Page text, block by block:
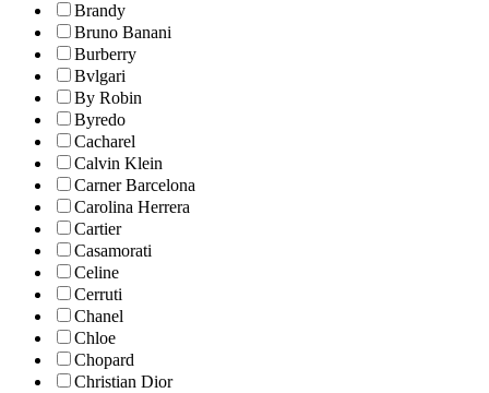
Brandy
Bruno Banani
Burberry
Bvlgari
By Robin
Byredo
Cacharel
Calvin Klein
Carner Barcelona
Carolina Herrera
Cartier
Casamorati
Celine
Cerruti
Chanel
Chloe
Chopard
Christian Dior